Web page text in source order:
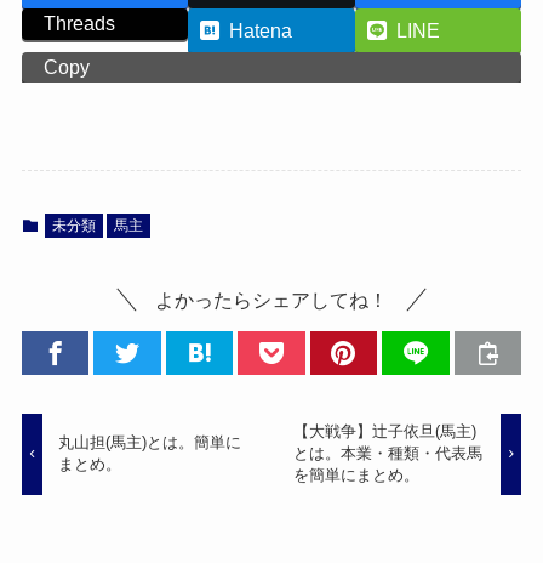
Threads
Hatena
LINE
Copy
未分類 馬主
よかったらシェアしてね！
丸山担(馬主)とは。簡単に
まとめ。
【大戦争】辻子依旦(馬主)
とは。本業・種類・代表馬
を簡単にまとめ。